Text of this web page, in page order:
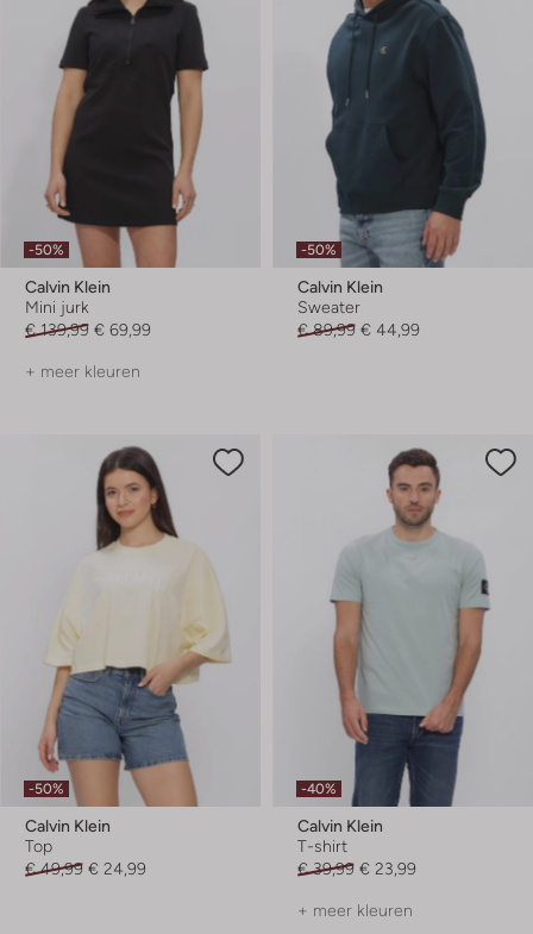
-50%
Calvin Klein
Mini jurk
€ 139,99 € 69,99
+ meer kleuren
-50%
Calvin Klein
Sweater
€ 89,99 € 44,99
-50%
Calvin Klein
Top
€ 49,99 € 24,99
-40%
Calvin Klein
T-shirt
€ 39,99 € 23,99
+ meer kleuren